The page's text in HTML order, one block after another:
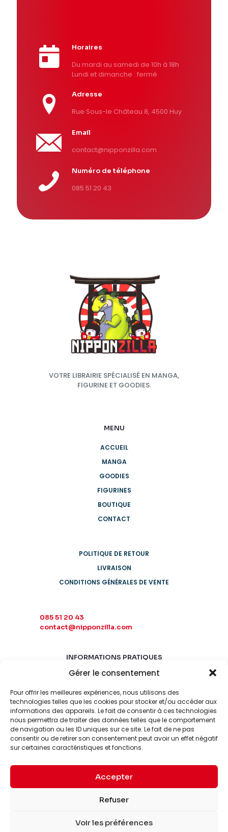
Gérer le consentement
Pour offrir les meilleures expériences, nous utilisons des
technologies telles que les cookies pour stocker et/ou accéder aux
informations des appareils. Le fait de consentir à ces technologies
nous permettra de traiter des données telles que le comportement
de navigation ou les ID uniques sur ce site. Le fait de ne pas
consentir ou de retirer son consentement peut avoir un effet négatif
sur certaines caractéristiques et fonctions.
Accepter
Refuser
Voir les préférences
Horaires
Du mardi au samedi de 10h à 18h
Lundi et dimanche : fermé
Adresse
Rue Sous-le Château 8, 4500 Huy
Email
contact@nipponzilla.com
Numéro de téléphone
085 51 20 43
VOTRE LIBRAIRIE SPÉCIALISÉ EN MANGA,
FIGURINE ET GOODIES.
MENU
ACCUEIL
MANGA
GOODIES
FIGURINES
BOUTIQUE
CONTACT
POLITIQUE DE RETOUR
LIVRAISON
CONDITIONS GÉNÉRALES DE VENTE
085 51 20 43
contact@nipponzilla.com
INFORMATIONS PRATIQUES
MARDI-SAMEDI
LUNDI-DIMANCHE
FERMÉ
© 2026 Nipponzilla. Tous
Mentions